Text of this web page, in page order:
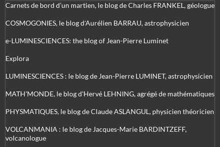
Carnets de bord d’un martien, le blog de Charles FRANKEL, géologue
COSMOGONIES, le blog d'Aurélien BARRAU, astrophysicien
e-LUMINESCIENCES: the blog of Jean-Pierre Luminet
Explora
LUMINESCIENCES : le blog de Jean-Pierre LUMINET, astrophysicien
MATH'MONDE, le blog d'Hervé LEHNING, agrégé de mathématiques
PHYSMATIQUES, le blog de Claude ASLANGUL, physicien théoricien
VOLCANMANIA : le blog de Jacques-Marie BARDINTZEFF,
volcanologue